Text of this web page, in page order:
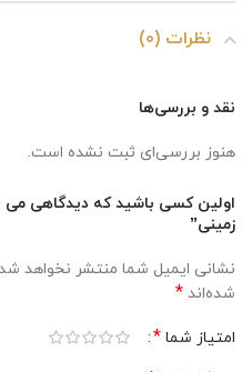
نظرات (0)
نقد و بررسی‌ها
هنوز بررسی‌ای ثبت نشده است.
اولین کسی باشید که دیدگاهی می
زمینی”
نشانی ایمیل شما منتشر نخواهد
شده‌اند *
امتیاز شما *